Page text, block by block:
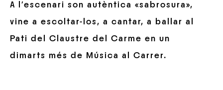
A l’escenari son autèntica «sabrosura»,
vine a escoltar-los, a cantar, a ballar al
Pati del Claustre del Carme en un
dimarts més de Música al Carrer.